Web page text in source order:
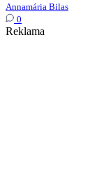
Annamária Bilas
0
Reklama